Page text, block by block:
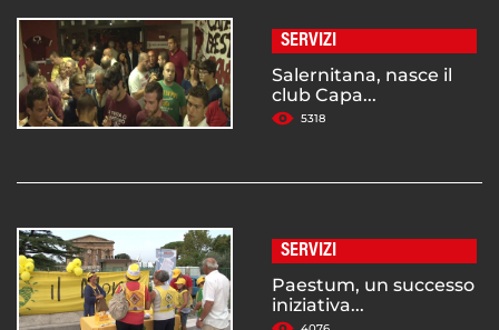
SERVIZI
Salernitana, nasce il
club Capa...
5318
SERVIZI
Paestum, un successo
iniziativa...